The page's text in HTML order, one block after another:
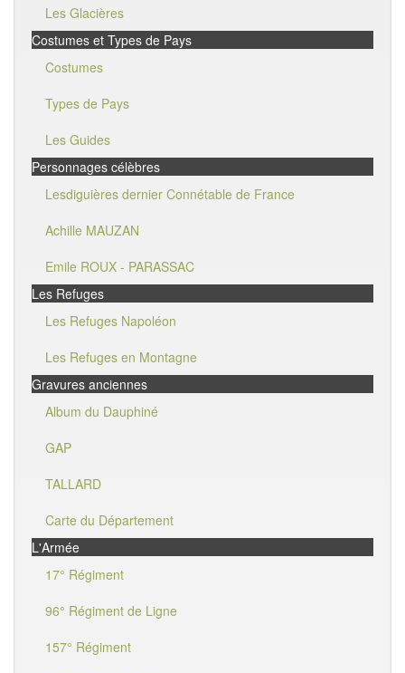
Les Glacières
Costumes et Types de Pays
Costumes
Types de Pays
Les Guides
Personnages célèbres
Lesdiguières dernier Connétable de France
Achille MAUZAN
Emile ROUX - PARASSAC
Les Refuges
Les Refuges Napoléon
Les Refuges en Montagne
Gravures anciennes
Album du Dauphiné
GAP
TALLARD
Carte du Département
L'Armée
17° Régiment
96° Régiment de Ligne
157° Régiment